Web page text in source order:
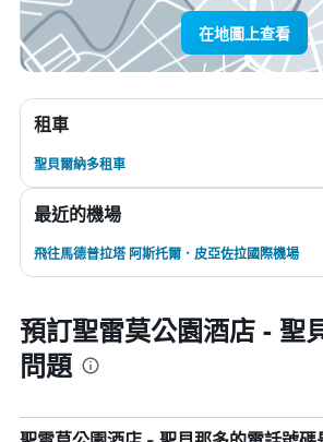
在地圖上查看
租車
聖貝爾納多租車
最近的機場
飛往馬德普拉塔 阿斯托爾．皮亞佐拉國際機場
預訂聖雷莫公園酒店 - 聖
問題